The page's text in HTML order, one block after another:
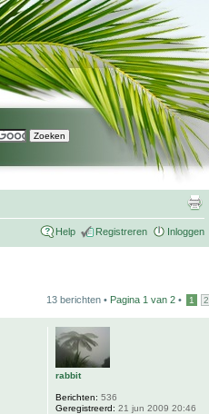
Help Registreren Inloggen
13 berichten • Pagina 1 van 2 • 1 2
rabbit
Berichten: 536
Geregistreerd: 21 jun 2009 20:46